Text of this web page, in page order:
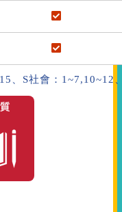
、S社會：